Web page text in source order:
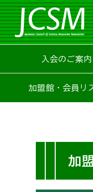
入会のご案内
加盟館・会員リ
加